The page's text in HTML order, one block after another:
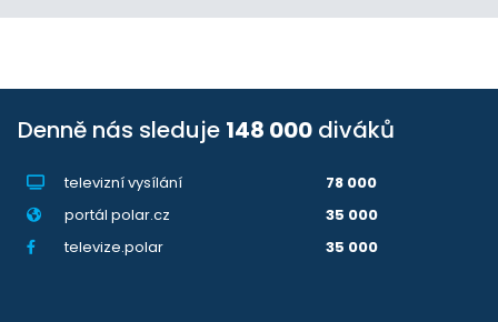
Denně nás sleduje 148 000 diváků
televizní vysílání
78 000
portál polar.cz
35 000
televize.polar
35 000